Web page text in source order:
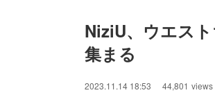
NiziU、ウエス
集まる
2023.11.14 18:53 44,801 views